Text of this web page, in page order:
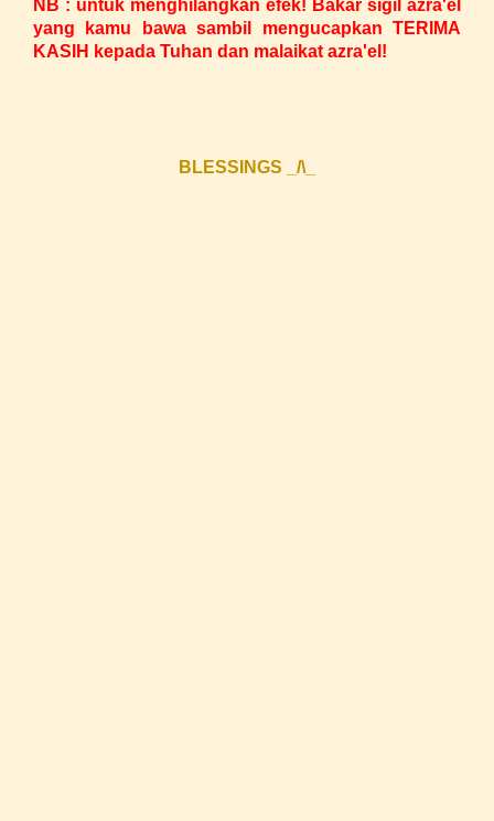
NB : untuk menghilangkan efek! Bakar sigil azra'el
yang kamu bawa sambil mengucapkan TERIMA
KASIH kepada Tuhan dan malaikat azra'el!
BLESSINGS _/\_